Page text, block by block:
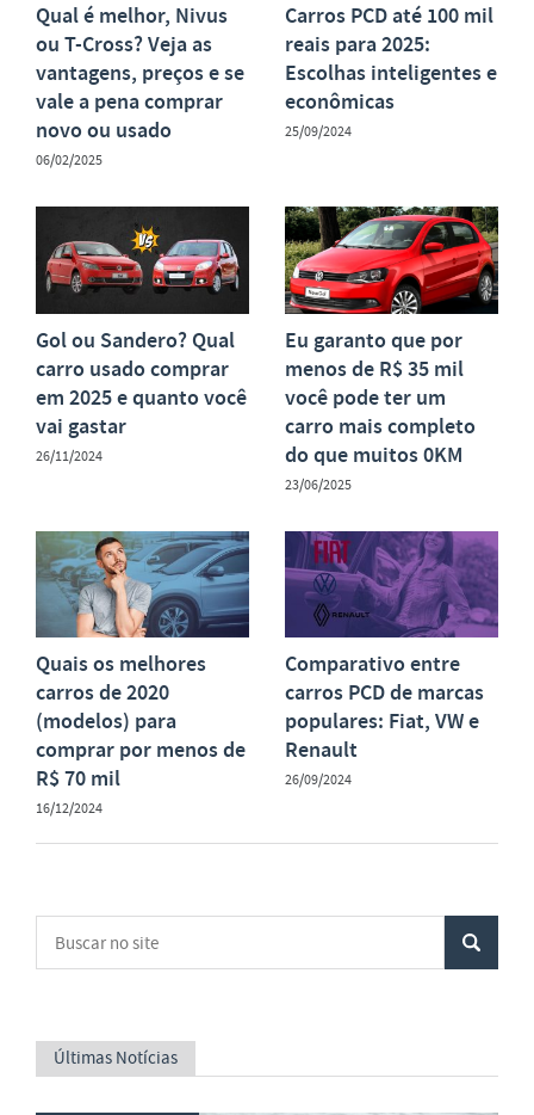
Qual é melhor, Nivus
ou T-Cross? Veja as
vantagens, preços e se
vale a pena comprar
novo ou usado
06/02/2025
Carros PCD até 100 mil
reais para 2025:
Escolhas inteligentes e
econômicas
25/09/2024
Gol ou Sandero? Qual
carro usado comprar
em 2025 e quanto você
vai gastar
26/11/2024
Eu garanto que por
menos de R$ 35 mil
você pode ter um
carro mais completo
do que muitos 0KM
23/06/2025
Quais os melhores
carros de 2020
(modelos) para
comprar por menos de
R$ 70 mil
16/12/2024
Comparativo entre
carros PCD de marcas
populares: Fiat, VW e
Renault
26/09/2024
Últimas Notícias